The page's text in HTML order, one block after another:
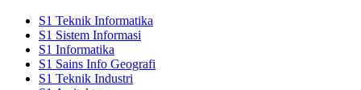
S1 Teknik Informatika
S1 Sistem Informasi
S1 Informatika
S1 Sains Info Geografi
S1 Teknik Industri